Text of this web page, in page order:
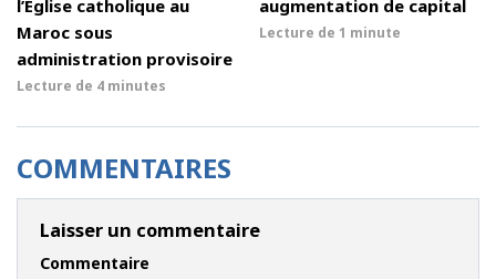
l’Église catholique au
Maroc sous
administration provisoire
Lecture de 4 minutes
augmentation de capital
Lecture de 1 minute
COMMENTAIRES
Laisser un commentaire
Commentaire